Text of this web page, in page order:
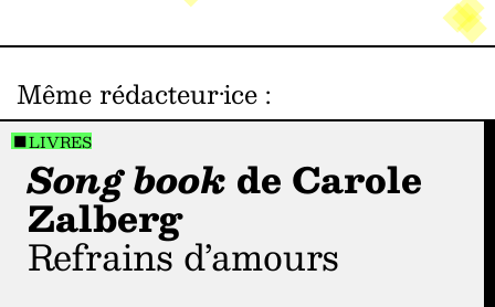
Même rédacteur·ice :
LIVRES
Song book de Carole
Zalberg
Refrains d’amours